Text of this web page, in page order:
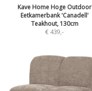
Kave Home Hoge Outdoor
Eetkamerbank 'Canadell'
Teakhout, 130cm
€ 439,-